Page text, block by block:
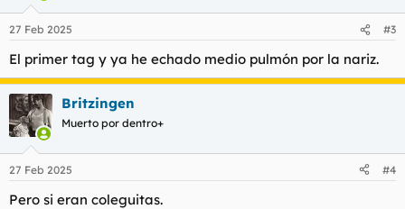
e
:
27 Feb 2025 #3
El primer tag y ya he echado medio pulmón por la nariz.
Britzingen
Muerto por dentro+
27 Feb 2025 #4
Pero si eran coleguitas.